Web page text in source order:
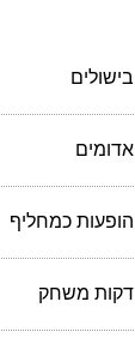
בישולים
אדומים
הופעות כמחליף
דקות משחק